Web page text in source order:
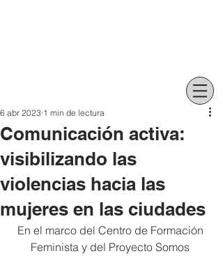
Comunicación activa:
visibilizando las
violencias hacia las
mujeres en las ciudades
6 abr 2023 1 min de lectura
En el marco del Centro de Formación
Feminista y del Proyecto Somos